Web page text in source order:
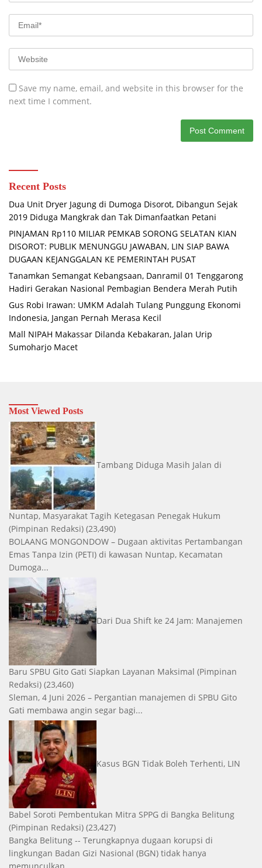
Save my name, email, and website in this browser for the
next time I comment.
Recent Posts
Dua Unit Dryer Jagung di Dumoga Disorot, Dibangun Sejak
2019 Diduga Mangkrak dan Tak Dimanfaatkan Petani
PINJAMAN Rp110 MILIAR PEMKAB SORONG SELATAN KIAN
DISOROT: PUBLIK MENUNGGU JAWABAN, LIN SIAP BAWA
DUGAAN KEJANGGALAN KE PEMERINTAH PUSAT
Tanamkan Semangat Kebangsaan, Danramil 01 Tenggarong
Hadiri Gerakan Nasional Pembagian Bendera Merah Putih
Gus Robi Irawan: UMKM Adalah Tulang Punggung Ekonomi
Indonesia, Jangan Pernah Merasa Kecil
Mall NIPAH Makassar Dilanda Kebakaran, Jalan Urip
Sumoharjo Macet
Most Viewed Posts
Tambang Diduga Masih Jalan di
Nuntap, Masyarakat Tagih Ketegasan Penegak Hukum
(Pimpinan Redaksi) (23,490)
BOLAANG MONGONDOW – Dugaan aktivitas Pertambangan
Emas Tanpa Izin (PETI) di kawasan Nuntap, Kecamatan
Dumoga...
Dari Dua Shift ke 24 Jam: Manajemen
Baru SPBU Gito Gati Siapkan Layanan Maksimal (Pimpinan
Redaksi) (23,460)
Sleman, 4 Juni 2026 – Pergantian manajemen di SPBU Gito
Gati membawa angin segar bagi...
Kasus BGN Tidak Boleh Terhenti, LIN
Babel Soroti Pembentukan Mitra SPPG di Bangka Belitung
(Pimpinan Redaksi) (23,427)
Bangka Belitung -- Terungkapnya dugaan korupsi di
lingkungan Badan Gizi Nasional (BGN) tidak hanya